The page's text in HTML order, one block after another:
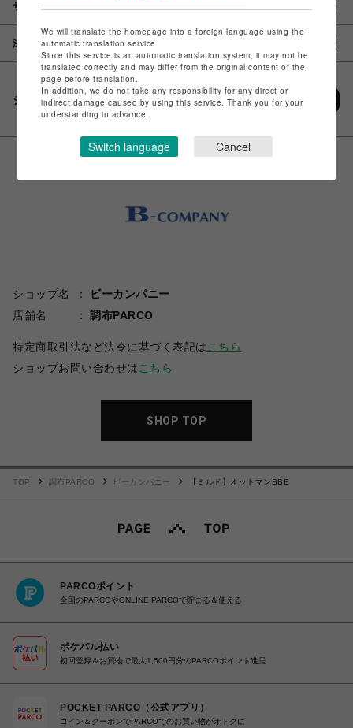
サイズ
注意事項
シェアする
ショップ名
ビーカンパニー
店舗名
調布PARCO
特定商取引法など法令に基づく表記は こちら
ショップお問い合わせは こちら
SHOP TOP
TOP 調布PARCO ビーカンパニー 【ミルド】オットマンSBE
PARCOポイント
全国のPARCOやONLINE PARCOで貯まる＆使える
ポケパル払い
初回登録＆お買物で最大1,500円分のPARCOポイント進呈
POCKET PARCO（公式アプリ）
コイン＆クーポンでPARCOでのお買い物がオトクに
We will translate the homepage into a foreign language using the
automatic translation service.
Since this service is an automatic translation system, it may not be
translated correctly and may differ from the original content of the
page before translation.
In addition, we do not take any responsibility for any direct or
indirect damage caused by using this service. Thank you for your
understanding in advance.
Switch language Cancel